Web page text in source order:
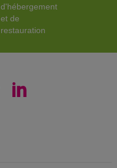
d'hébergement
et de
restauration